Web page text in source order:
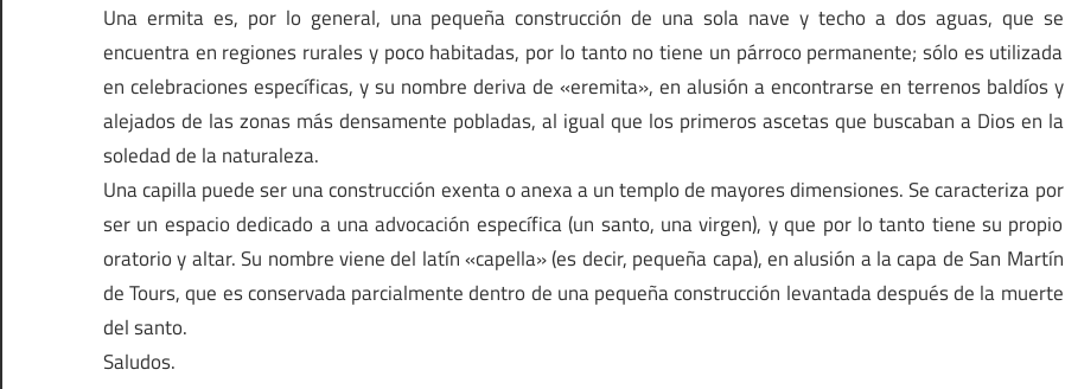
Una ermita es, por lo general, una pequeña construcción de una sola nave y techo a dos aguas, que se
encuentra en regiones rurales y poco habitadas, por lo tanto no tiene un párroco permanente; sólo es utilizada
en celebraciones específicas, y su nombre deriva de «eremita», en alusión a encontrarse en terrenos baldíos y
alejados de las zonas más densamente pobladas, al igual que los primeros ascetas que buscaban a Dios en la
soledad de la naturaleza.
Una capilla puede ser una construcción exenta o anexa a un templo de mayores dimensiones. Se caracteriza por
ser un espacio dedicado a una advocación específica (un santo, una virgen), y que por lo tanto tiene su propio
oratorio y altar. Su nombre viene del latín «capella» (es decir, pequeña capa), en alusión a la capa de San Martín
de Tours, que es conservada parcialmente dentro de una pequeña construcción levantada después de la muerte
del santo.
Saludos.